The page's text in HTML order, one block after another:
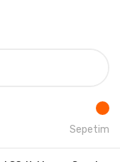
Sepetim